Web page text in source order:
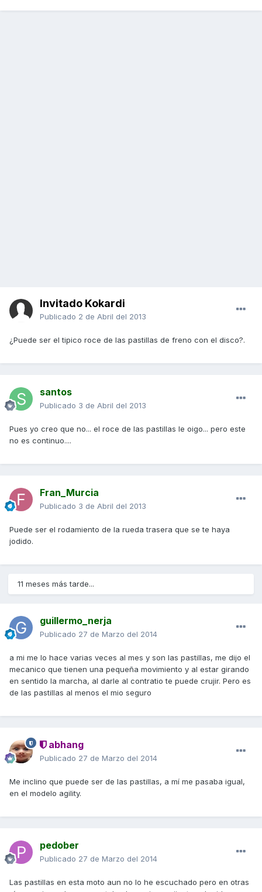
Invitado Kokardi
Publicado 2 de Abril del 2013
¿Puede ser el tipico roce de las pastillas de freno con el disco?.
santos
Publicado 3 de Abril del 2013
Pues yo creo que no... el roce de las pastillas le oigo... pero este
no es continuo....
Fran_Murcia
Publicado 3 de Abril del 2013
Puede ser el rodamiento de la rueda trasera que se te haya
jodido.
11 meses más tarde...
guillermo_nerja
Publicado 27 de Marzo del 2014
a mi me lo hace varias veces al mes y son las pastillas, me dijo el
mecanico que tienen una pequeña movimiento y al estar girando
en sentido la marcha, al darle al contratio te puede crujir. Pero es
de las pastillas al menos el mio seguro
abhang
Publicado 27 de Marzo del 2014
Me inclino que puede ser de las pastillas, a mí me pasaba igual,
en el modelo agility.
pedober
Publicado 27 de Marzo del 2014
Las pastillas en esta moto aun no lo he escuchado pero en otras